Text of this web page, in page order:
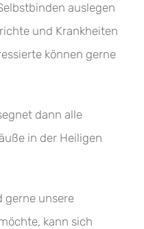
auslegen
und Krankheiten
können gerne
dann alle
in der Heiligen
gerne unsere
kann sich